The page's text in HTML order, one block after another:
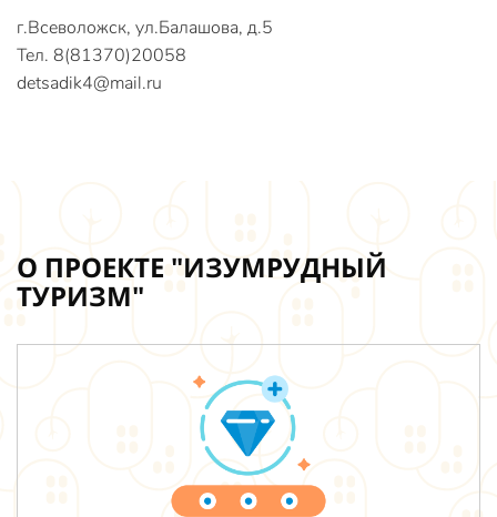
г.Всеволожск, ул.Балашова, д.5
Тел. 8(81370)20058
detsadik4@mail.ru
О ПРОЕКТЕ "ИЗУМРУДНЫЙ
ТУРИЗМ"